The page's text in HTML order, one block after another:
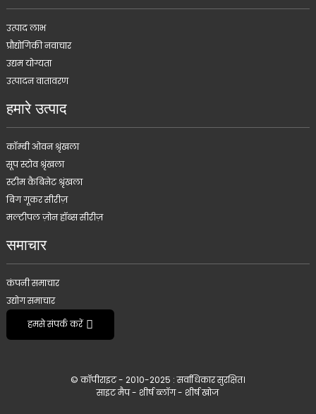
उत्पाद लाभ
प्रौद्योगिकी नवाचार
उद्यम योग्यता
उत्पादन वातावरण
हमारे उत्पाद
कॉम्बी ओवन श्रृंखला
सूप स्टोव श्रृंखला
स्टीम कैबिनेट श्रृंखला
बिग गूकर सीरीज़
मल्टीपल ज़ोन हॉब्स सीरीज़
समाचार
कंपनी समाचार
उद्योग समाचार
हमसे संपर्क करें
© कॉपीराइट - 2010-2025 : सर्वाधिकार सुरक्षित।
साइट मैप- शीर्ष ब्लॉग- शीर्ष खोज